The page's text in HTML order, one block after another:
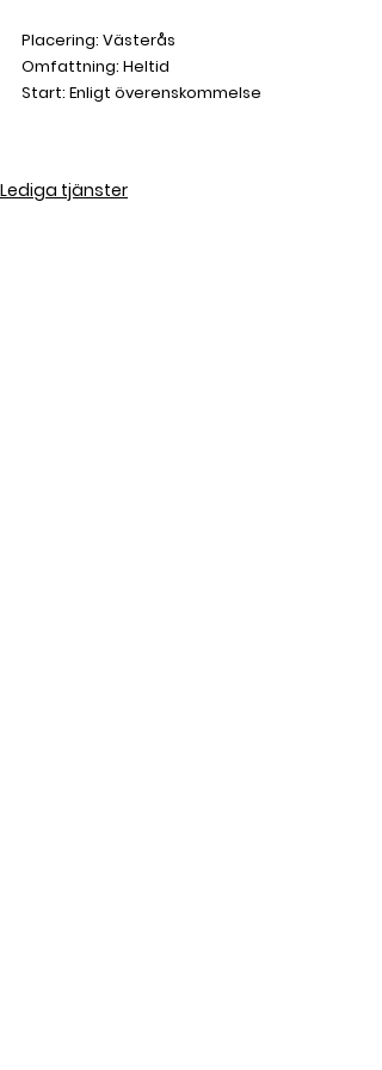
Placering: Västerås
Omfattning: Heltid
Start: Enligt överenskommelse
Lediga tjänster